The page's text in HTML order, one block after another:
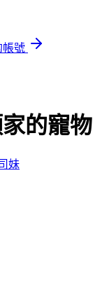
帳號
家的寵物
妹